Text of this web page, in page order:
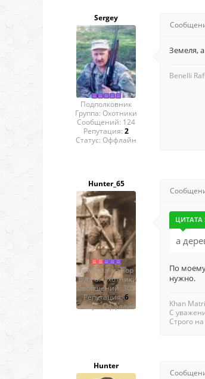
Sergey
Подполковник
Группа: Охотники
Сообщений: 124
Репутация: 2
Статус: Оффлайн
Земеля,
Benelli
Hunter_65
Генерал-майор
Группа: Охотники
Сообщений: 305
Репутация:6
Статус:Оффлайн
ЦИТАТА
а
По
нужно.
Khan
С
Строго
Hunter